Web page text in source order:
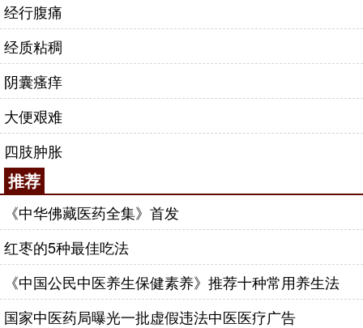
经行腹痛
经质粘稠
阴囊瘙痒
大便艰难
四肢肿胀
推荐
《中华佛藏医药全集》首发
红枣的5种最佳吃法
《中国公民中医养生保健素养》推荐十种常用养生法
国家中医药局曝光一批虚假违法中医医疗广告